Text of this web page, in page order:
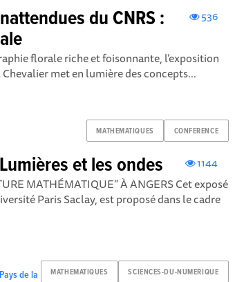
536
du CNRS :
florale riche et foisonnante, l’exposition
met en lumière des concepts...
MATHEMATIQUES CONFERENCE
1144
et les ondes
MATHÉMATIQUE" À ANGERS Cet exposé
Paris Saclay, est proposé dans le cadre
MATHEMATIQUES SCIENCES-DU-NUMERIQUE
de la